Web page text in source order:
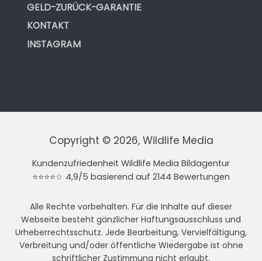
GELD-ZURÜCK-GARANTIE
KONTAKT
INSTAGRAM
Copyright © 2026, Wildlife Media
Kundenzufriedenheit Wildlife Media Bildagentur
⭐⭐⭐⭐☆ 4,9/5 basierend auf 2144 Bewertungen
Alle Rechte vorbehalten. Für die Inhalte auf dieser
Webseite besteht gänzlicher Haftungsausschluss und
Urheberrechtsschutz. Jede Bearbeitung, Vervielfältigung,
Verbreitung und/oder öffentliche Wiedergabe ist ohne
schriftlicher Zustimmung nicht erlaubt.